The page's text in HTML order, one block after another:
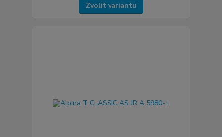
Zvolit variantu